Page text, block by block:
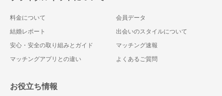
料金について
会員データ
結婚レポート
出会いのスタイルについて
安心・安全の取り組みとガイド
マッチング速報
マッチングアプリとの違い
よくあるご質問
お役立ち情報